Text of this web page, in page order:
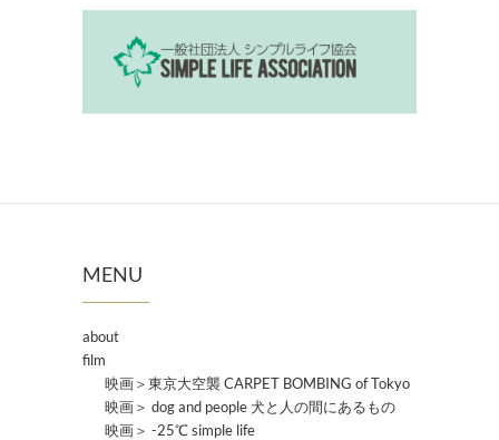
MENU
about
film
映画＞東京大空襲 CARPET BOMBING of Tokyo
映画＞ dog and people 犬と人の間にあるもの
映画＞ -25℃ simple life